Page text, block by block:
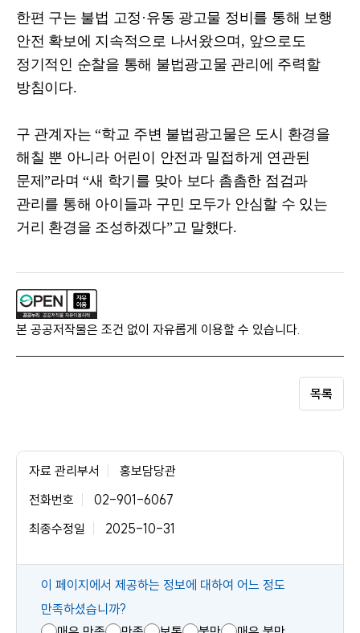
한편 구는 불법 고정 ·유동 광고물 정비를 통해 보행
안전 확보에 지속적으로 나서왔으며 , 앞으로도
정기적인 순찰을 통해 불법광고물 관리에 주력할
방침이다.
구 관계자는“학교 주변 불법광고물은 도시 환경을
해칠 뿐 아니라 어린이 안전과 밀접하게 연관된
문제”라며“새 학기를 맞아 보다 촘촘한 점검과
관리를 통해 아이들과 구민 모두가 안심할 수 있는
거리 환경을 조성하겠다”고 말했다.
본 공공저작물은 조건 없이 자유롭게 이용할 수 있습니다.
목록
자료 관리부서
홍보담당관
전화번호
02-901-6067
최종수정일
2025-10-31
콘
텐
이 페이지에서 제공하는 정보에 대하여 어느 정도
만족하셨습니까?